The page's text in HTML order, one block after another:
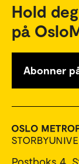
Hold
på
Abonner
Postboks 4,